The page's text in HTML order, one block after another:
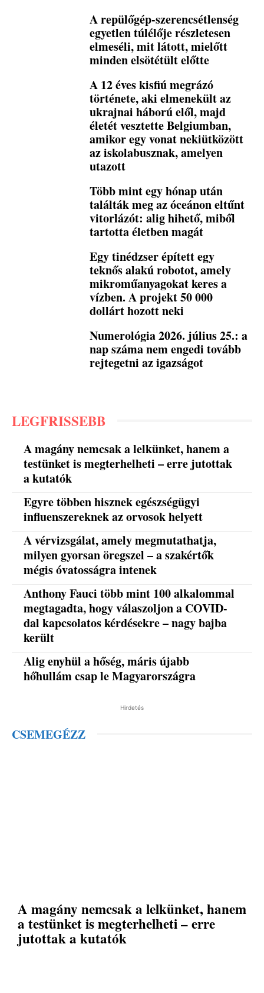
A repülőgép-szerencsétlenség
egyetlen túlélője részletesen
elmeséli, mit látott, mielőtt
minden elsötétült előtte
A 12 éves kisfiú megrázó
története, aki elmenekült az
ukrajnai háború elől, majd
életét vesztette Belgiumban,
amikor egy vonat nekiütközött
az iskolabusznak, amelyen
utazott
Több mint egy hónap után
találták meg az óceánon eltűnt
vitorlázót: alig hihető, miből
tartotta életben magát
Egy tinédzser épített egy
teknős alakú robotot, amely
mikroműanyagokat keres a
vízben. A projekt 50 000
dollárt hozott neki
Numerológia 2026. július 25.: a
nap száma nem engedi tovább
rejtegetni az igazságot
LEGFRISSEBB
A magány nemcsak a lelkünket, hanem a
testünket is megterhelheti – erre jutottak
a kutatók
Egyre többen hisznek egészségügyi
influenszereknek az orvosok helyett
A vérvizsgálat, amely megmutathatja,
milyen gyorsan öregszel – a szakértők
mégis óvatosságra intenek
Anthony Fauci több mint 100 alkalommal
megtagadta, hogy válaszoljon a COVID-
dal kapcsolatos kérdésekre – nagy bajba
került
Alig enyhül a hőség, máris újabb
hőhullám csap le Magyarországra
Hirdetés
CSEMEGÉZZ
A magány nemcsak a lelkünket, hanem
a testünket is megterhelheti – erre
jutottak a kutatók